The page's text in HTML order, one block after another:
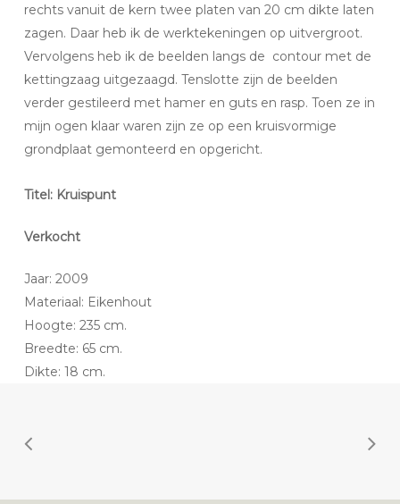
rechts vanuit de kern twee platen van 20 cm dikte laten
zagen. Daar heb ik de werktekeningen op uitvergroot.
Vervolgens heb ik de beelden langs de contour met de
kettingzaag uitgezaagd. Tenslotte zijn de beelden
verder gestileerd met hamer en guts en rasp. Toen ze in
mijn ogen klaar waren zijn ze op een kruisvormige
grondplaat gemonteerd en opgericht.
Titel: Kruispunt
Verkocht
Jaar: 2009
Materiaal: Eikenhout
Hoogte: 235 cm.
Breedte: 65 cm.
Dikte: 18 cm.